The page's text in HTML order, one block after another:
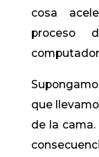
cosa
proceso
que
de la